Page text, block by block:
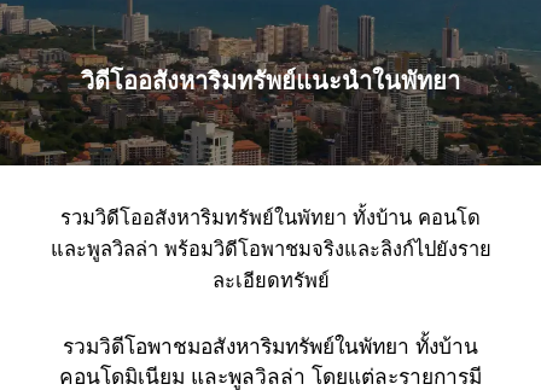
วิดีโออสังหาริมทรัพย์แนะนำในพัทยา
รวมวิดีโออสังหาริมทรัพย์ในพัทยา ทั้งบ้าน คอนโด
และพูลวิลล่า พร้อมวิดีโอพาชมจริงและลิงก์ไปยังราย
ละเอียดทรัพย์
รวมวิดีโอพาชมอสังหาริมทรัพย์ในพัทยา ทั้งบ้าน
คอนโดมิเนียม และพูลวิลล่า โดยแต่ละรายการมี